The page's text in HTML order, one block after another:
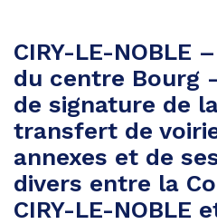
CIRY-LE-NOBLE
du centre Bourg
de signature de
transfert de
annexes et de
divers entre la
CIRY-LE-NOBLE